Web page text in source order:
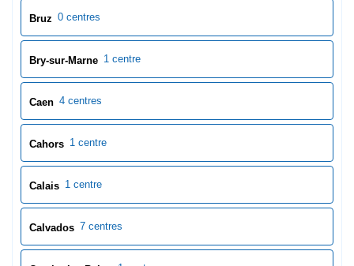
Bruz 0 centres
Bry-sur-Marne 1 centre
Caen 4 centres
Cahors 1 centre
Calais 1 centre
Calvados 7 centres